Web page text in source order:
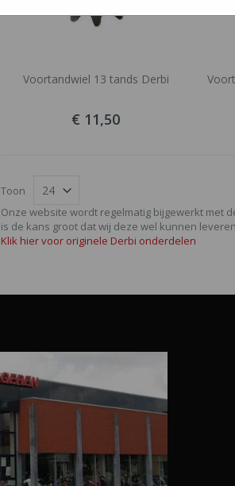
Voortandwiel 13 tands Derbi
€ 11,50
Toon
Onze website wordt regelmatig bijgewerkt met
is de kans groot dat wij deze wel kunnen
Klik hier voor originele Derbi onderdelen